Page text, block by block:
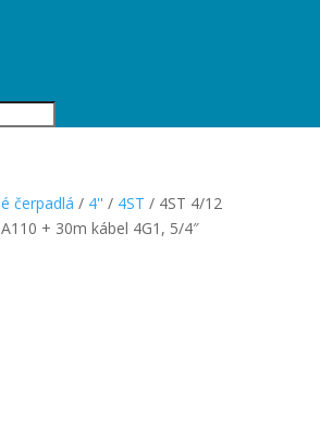
čerpadlá / 4'' / 4ST / 4ST 4/12
+ 30m kábel 4G1, 5/4″